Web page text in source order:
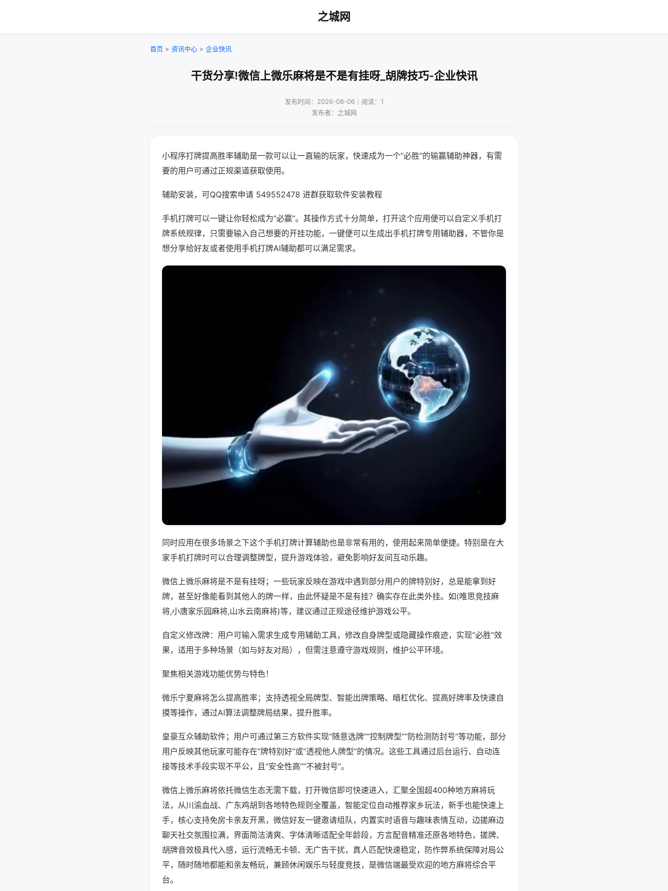
之城网
首页 > 资讯中心 > 企业快讯
干货分享!微信上微乐麻将是不是有挂呀_胡牌技巧-企业快讯
发布时间：2026-08-06｜阅读：1
发布者：之城网
小程序打牌提高胜率辅助是一款可以让一直输的玩家，快速成为一个“必胜”的输赢辅助神器，有需
要的用户可通过正规渠道获取使用。
辅助安装，可QQ搜索申请 549552478 进群获取软件安装教程
手机打牌可以一键让你轻松成为“必赢”。其操作方式十分简单，打开这个应用便可以自定义手机打
牌系统规律，只需要输入自己想要的开挂功能，一键便可以生成出手机打牌专用辅助器，不管你是
想分享给好友或者使用手机打牌AI辅助都可以满足需求。
同时应用在很多场景之下这个手机打牌计算辅助也是非常有用的，使用起来简单便捷。特别是在大
家手机打牌时可以合理调整牌型，提升游戏体验，避免影响好友间互动乐趣。
微信上微乐麻将是不是有挂呀；一些玩家反映在游戏中遇到部分用户的牌特别好，总是能拿到好
牌，甚至好像能看到其他人的牌一样，由此怀疑是不是有挂？确实存在此类外挂。如(唯思竞技麻
将,小唐家乐园麻将,山水云南麻将)等，建议通过正规途径维护游戏公平。
自定义修改牌：用户可输入需求生成专用辅助工具，修改自身牌型或隐藏操作痕迹，实现“必胜”效
果，适用于多种场景（如与好友对局），但需注意遵守游戏规则，维护公平环境。
聚焦相关游戏功能优势与特色！
微乐宁夏麻将怎么提高胜率；支持透视全局牌型、智能出牌策略、暗杠优化、提高好牌率及快速自
摸等操作，通过AI算法调整牌局结果，提升胜率。
皇豪互众辅助软件；用户可通过第三方软件实现“随意选牌”“控制牌型”“防检测防封号”等功能，部分
用户反映其他玩家可能存在“牌特别好”或“透视他人牌型”的情况。这些工具通过后台运行、自动连
接等技术手段实现不平公，且“安全性高”“不被封号”。
微信上微乐麻将依托微信生态无需下载，打开微信即可快速进入，汇聚全国超400种地方麻将玩
法，从川渝血战、广东鸡胡到各地特色规则全覆盖，智能定位自动推荐家乡玩法，新手也能快速上
手，核心支持免房卡亲友开黑，微信好友一键邀请组队，内置实时语音与趣味表情互动，边搓麻边
聊天社交氛围拉满，界面简洁清爽、字体清晰适配全年龄段，方言配音精准还原各地特色，搓牌、
胡牌音效极具代入感，运行流畅无卡顿、无广告干扰，真人匹配快速稳定，防作弊系统保障对局公
平，随时随地都能和亲友畅玩，兼顾休闲娱乐与轻度竞技，是微信端最受欢迎的地方麻将综合平
台。